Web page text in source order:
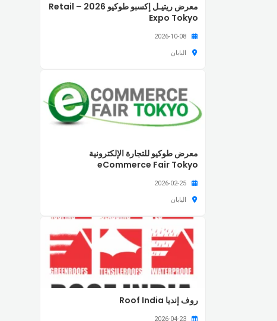
معرض ريتيـل إكسبو طوكيو 2026 – Retail
Expo Tokyo
اليابان
معرض طوكيو للتجارة الإلكترونية
eCommerce Fair Tokyo
اليابان
روف إنديا Roof India